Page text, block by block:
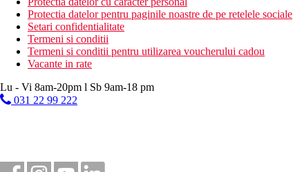
Protectia datelor pentru paginile noastre de pe retelele sociale
Setari confidentialitate
Termeni si conditii
Termeni si conditii pentru utilizarea voucherului cadou
Vacante in rate
Lu - Vi 8am-20pm l Sb 9am-18 pm
031 22 99 222